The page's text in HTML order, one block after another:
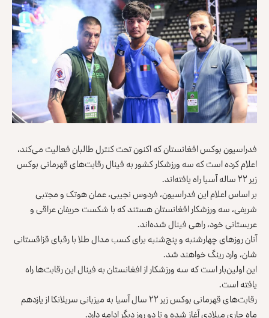
فدراسیون بوکس افغانستان که اکنون تحت کنترل طالبان فعالیت می‌کند،
اعلام کرده است که سه ورزشکار کشور به فینال رقابت‌های قهرمانی بوکس
زیر ۲۲ ساله آسیا راه یافته‌اند.
بر اساس اعلام این فدراسیون، فردوس نجیبی، عمان هوتک و مجتبی
شریفی، سه ورزشکار افغانستان هستند که با شکست حریفان عراقی و
عربستانی خود، راهی فینال شده‌اند.
آنان روزهای چهارشنبه و پنج‌شنبه برای کسب مدال طلا با رقبای قزاقستانی
شان، وارد رینگ خواهند شد.
این اولین‌بار است که سه ورزشکار از افغانستان به فینال این رقابت‌ها راه
یافته است.
رقابت‌های قهرمانی بوکس زیر ۲۲ سال آسیا به میزبانی سریلانکا از یازدهم
ماه جاری میلادی آغاز شده و تا دو روز دیگر ادامه دارد.